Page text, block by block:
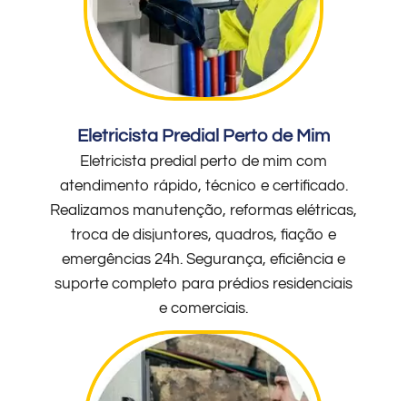
Eletricista Predial Perto de Mim
Eletricista predial perto de mim com
atendimento rápido, técnico e certificado.
Realizamos manutenção, reformas elétricas,
troca de disjuntores, quadros, fiação e
emergências 24h. Segurança, eficiência e
suporte completo para prédios residenciais
e comerciais.